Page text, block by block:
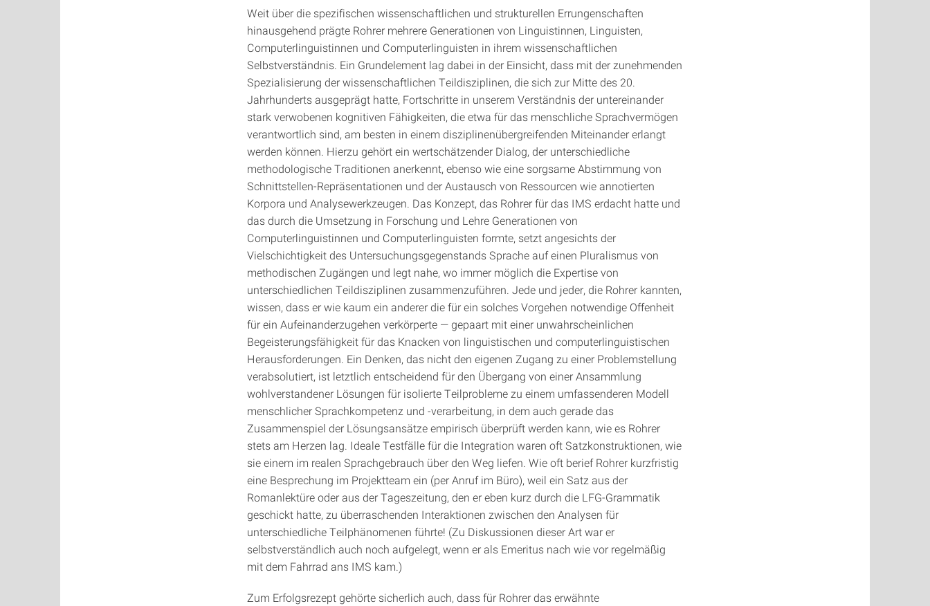
Weit über die spezifischen wissenschaftlichen und strukturellen Errungenschaften
hinausgehend prägte Rohrer mehrere Generationen von Linguistinnen, Linguisten,
Computerlinguistinnen und Computerlinguisten in ihrem wissenschaftlichen
Selbstverständnis. Ein Grundelement lag dabei in der Einsicht, dass mit der zunehmenden
Spezialisierung der wissenschaftlichen Teildisziplinen, die sich zur Mitte des 20.
Jahrhunderts ausgeprägt hatte, Fortschritte in unserem Verständnis der untereinander
stark verwobenen kognitiven Fähigkeiten, die etwa für das menschliche Sprachvermögen
verantwortlich sind, am besten in einem disziplinenübergreifenden Miteinander erlangt
werden können. Hierzu gehört ein wertschätzender Dialog, der unterschiedliche
methodologische Traditionen anerkennt, ebenso wie eine sorgsame Abstimmung von
Schnittstellen-Repräsentationen und der Austausch von Ressourcen wie annotierten
Korpora und Analysewerkzeugen. Das Konzept, das Rohrer für das IMS erdacht hatte und
das durch die Umsetzung in Forschung und Lehre Generationen von
Computerlinguistinnen und Computerlinguisten formte, setzt angesichts der
Vielschichtigkeit des Untersuchungsgegenstands Sprache auf einen Pluralismus von
methodischen Zugängen und legt nahe, wo immer möglich die Expertise von
unterschiedlichen Teildisziplinen zusammenzuführen. Jede und jeder, die Rohrer kannten,
wissen, dass er wie kaum ein anderer die für ein solches Vorgehen notwendige Offenheit
für ein Aufeinanderzugehen verkörperte — gepaart mit einer unwahrscheinlichen
Begeisterungsfähigkeit für das Knacken von linguistischen und computerlinguistischen
Herausforderungen. Ein Denken, das nicht den eigenen Zugang zu einer Problemstellung
verabsolutiert, ist letztlich entscheidend für den Übergang von einer Ansammlung
wohlverstandener Lösungen für isolierte Teilprobleme zu einem umfassenderen Modell
menschlicher Sprachkompetenz und -verarbeitung, in dem auch gerade das
Zusammenspiel der Lösungsansätze empirisch überprüft werden kann, wie es Rohrer
stets am Herzen lag. Ideale Testfälle für die Integration waren oft Satzkonstruktionen, wie
sie einem im realen Sprachgebrauch über den Weg liefen. Wie oft berief Rohrer kurzfristig
eine Besprechung im Projektteam ein (per Anruf im Büro), weil ein Satz aus der
Romanlektüre oder aus der Tageszeitung, den er eben kurz durch die LFG-Grammatik
geschickt hatte, zu überraschenden Interaktionen zwischen den Analysen für
unterschiedliche Teilphänomenen führte! (Zu Diskussionen dieser Art war er
selbstverständlich auch noch aufgelegt, wenn er als Emeritus nach wie vor regelmäßig
mit dem Fahrrad ans IMS kam.)
Zum Erfolgsrezept gehörte sicherlich auch, dass für Rohrer das erwähnte